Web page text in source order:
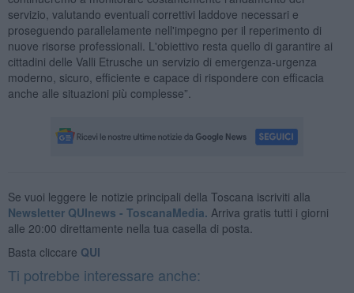
servizio, valutando eventuali correttivi laddove necessari e
proseguendo parallelamente nell'impegno per il reperimento di
nuove risorse professionali. L'obiettivo resta quello di garantire ai
cittadini delle Valli Etrusche un servizio di emergenza-urgenza
moderno, sicuro, efficiente e capace di rispondere con efficacia
anche alle situazioni più complesse”.
Se vuoi leggere le notizie principali della Toscana iscriviti alla
Newsletter QUInews - ToscanaMedia. Arriva gratis tutti i giorni
alle 20:00 direttamente nella tua casella di posta.
Basta cliccare QUI
Ti potrebbe interessare anche: